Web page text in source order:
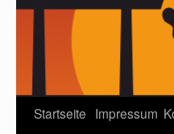
Startseite Impressum